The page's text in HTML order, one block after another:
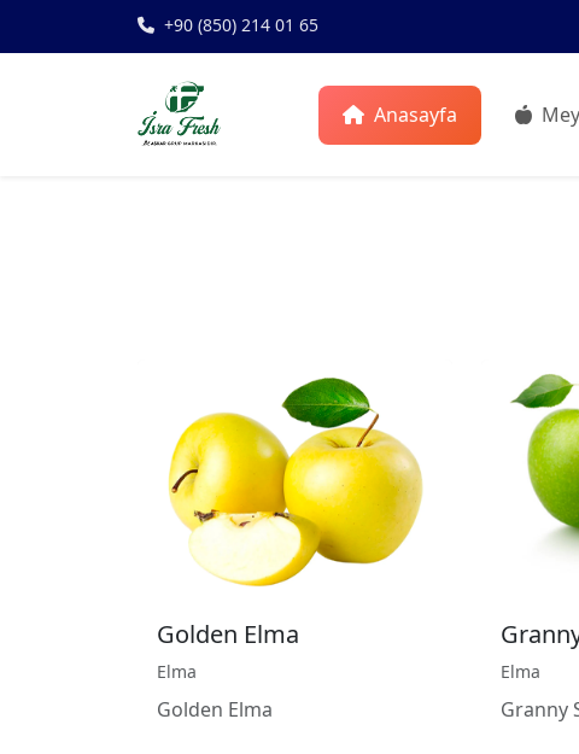
+90 (850) 214 01 65
Anasayfa
Golden Elma
Elma
Golden Elma
Elma
Granny